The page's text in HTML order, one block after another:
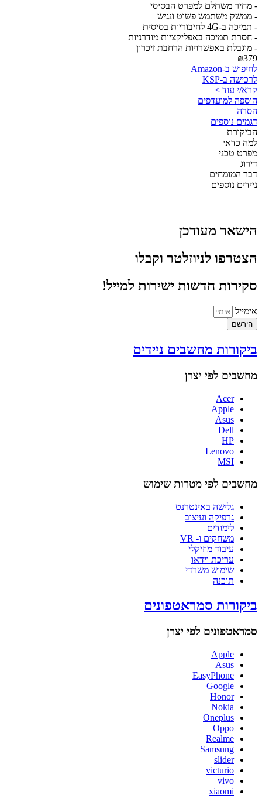
- מחיר משתלם למפרט הבסיסי
- ממשק משתמש פשוט ונגיש
- תמיכה ב-4G לחיבוריות בסיסית
- חסרת תמיכה באפליקציות מודרניות
- מוגבלת באפשרויות הרחבת זיכרון
₪379
לחיפוש ב-Amazon
לרכישה ב-KSP
קרא/י עוד >
הוספה למועדפים
הסרה
דגמים נוספים
הביקורת
למה כדאי
מפרט טכני
דירוג
דבר המומחים
ניידים נוספים
הישאר מעודכן
הצטרפו לניוזלטר וקבלו
סקירות חדשות ישירות למייל!
אימייל
הירשם
ביקורות מחשבים ניידים
מחשבים לפי יצרן
Acer
Apple
Asus
Dell
HP
Lenovo
MSI
מחשבים לפי מטרות שימוש
גלישה באינטרנט
גרפיקה ועיצוב
לימודים
משחקים ו- VR
עיבוד מוזיקלי
עריכת וידאו
שימוש משרדי
תוכנה
ביקורות סמראטפונים
סמראטפונים לפי יצרן
Apple
Asus
EasyPhone
Google
Honor
Nokia
Oneplus
Oppo
Realme
Samsung
slider
victurio
vivo
xiaomi